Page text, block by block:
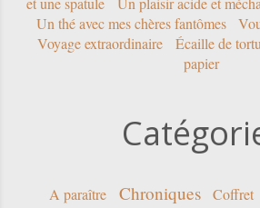
Un thé avec mes chères fantômes
Voyage extraordinaire
Écaille de
papier
A paraître Chroniques Coffret